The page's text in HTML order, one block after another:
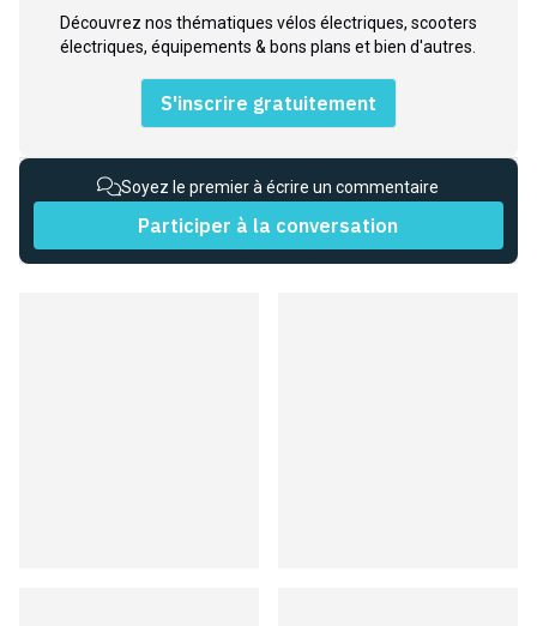
Découvrez nos thématiques vélos électriques, scooters
électriques, équipements & bons plans et bien d'autres.
S'inscrire gratuitement
Soyez le premier à écrire un commentaire
Participer à la conversation